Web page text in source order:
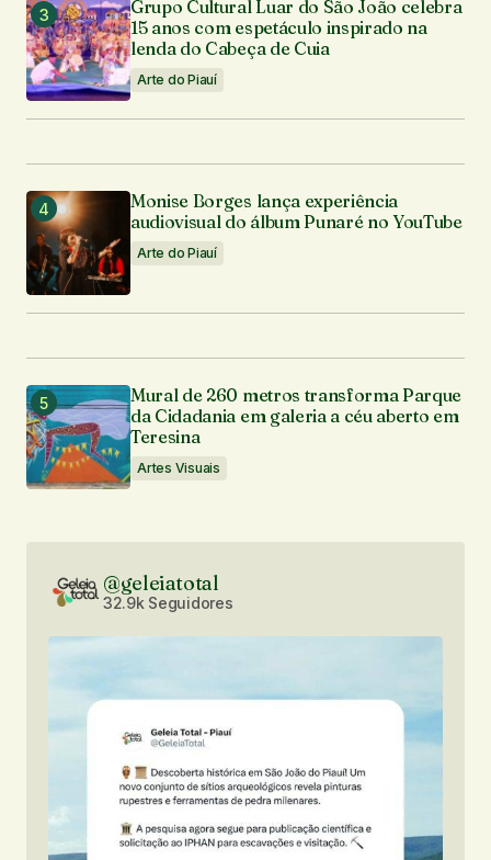
Grupo Cultural Luar do São João celebra
15 anos com espetáculo inspirado na
lenda do Cabeça de Cuia
Arte do Piauí
Monise Borges lança experiência
audiovisual do álbum Punaré no YouTube
Arte do Piauí
Mural de 260 metros transforma Parque
da Cidadania em galeria a céu aberto em
Teresina
Artes Visuais
@geleiatotal
32.9k Seguidores